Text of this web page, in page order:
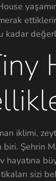
kadar
iklimi,
Şehrin
sizi